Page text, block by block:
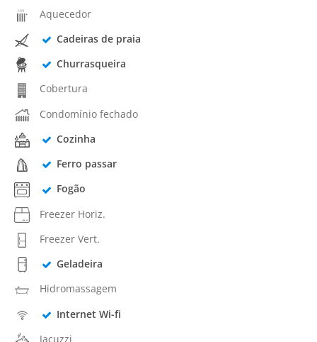
Aquecedor
Cadeiras de praia
Churrasqueira
Cobertura
Condomínio fechado
Cozinha
Ferro passar
Fogão
Freezer Horiz.
Freezer Vert.
Geladeira
Hidromassagem
Internet Wi-fi
Jacuzzi